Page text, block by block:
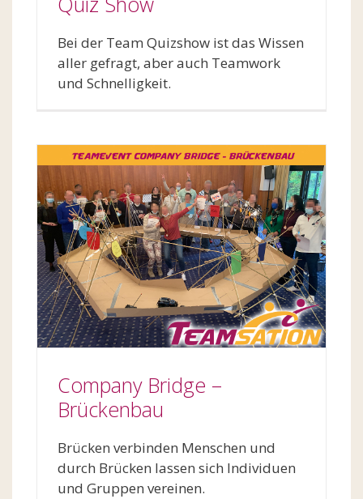
Bei der Team Quizshow ist das Wissen
aller gefragt, aber auch Teamwork
und Schnelligkeit.
Company Bridge –
Brückenbau
Brücken verbinden Menschen und
durch Brücken lassen sich Individuen
und Gruppen vereinen.